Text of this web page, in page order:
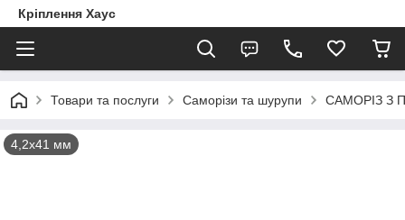
Кріплення Хаус
Товари та послуги Саморізи та шурупи САМОРІЗ З
4,2х41 мм